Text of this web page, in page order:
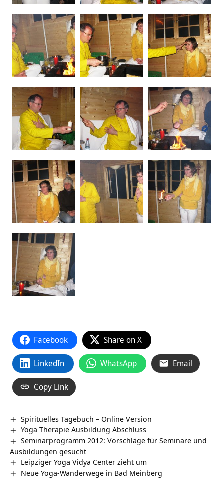
Facebook Share on X
LinkedIn WhatsApp Email
Copy Link
Spirituelles Tagebuch – Online Version
Yoga Therapie Ausbildung Abschluss
Seminarprogramm 2012: Vorschläge für Seminare und
Ausbildungen gesucht
Leipziger Yoga Vidya Center zieht um
Neue Yoga-Wanderwege in Bad Meinberg